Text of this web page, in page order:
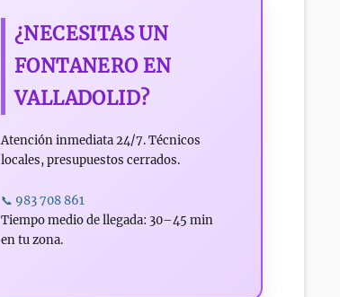
¿NECESITAS UN
FONTANERO EN
VALLADOLID?
Atención inmediata 24/7. Técnicos
locales, presupuestos cerrados.
📞 983 708 861
Tiempo medio de llegada: 30–45 min
en tu zona.